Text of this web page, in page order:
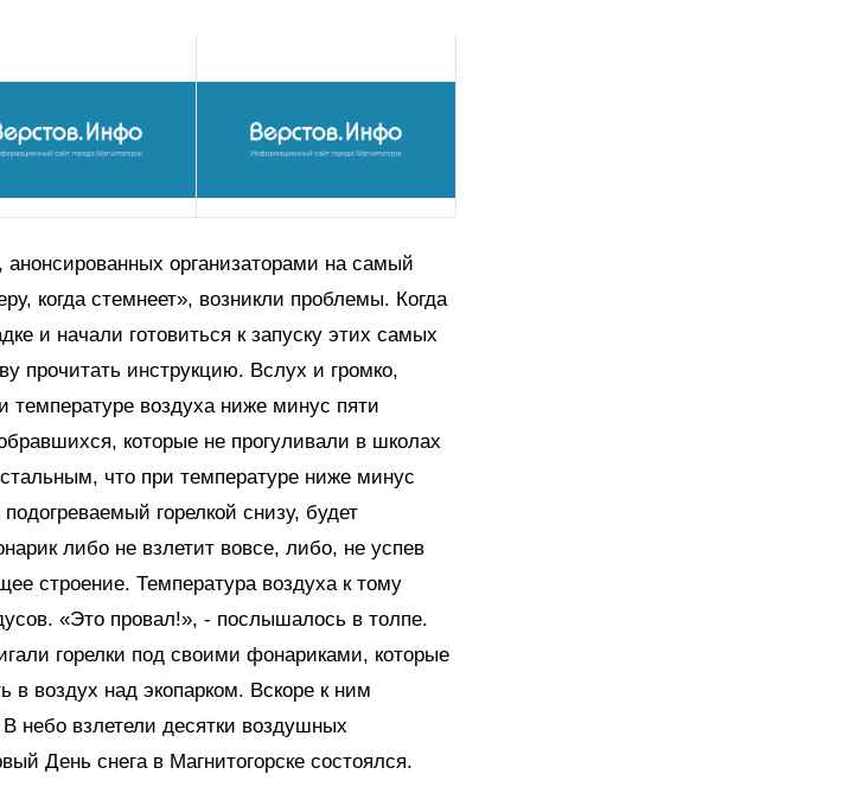
организаторами на самый
когда стемнеет», возникли проблемы. Когда
и начали готовиться к запуску этих самых
прочитать инструкцию. Вслух и громко,
температуре воздуха ниже минус пяти
которые не прогуливали в школах
что при температуре ниже минус
горелкой снизу, будет
либо не взлетит вовсе, либо, не успев
строение. Температура воздуха к тому
«Это провал!», - послышалось в толпе.
горелки под своими фонариками, которые
в воздух над экопарком. Вскоре к ним
небо взлетели десятки воздушных
День снега в Магнитогорске состоялся.